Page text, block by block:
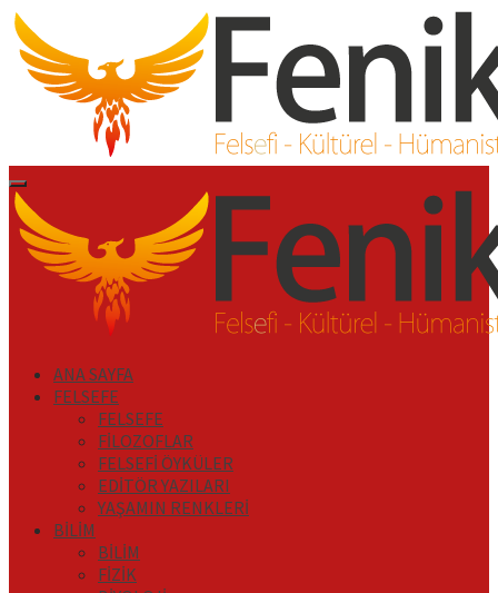
İçeriği
Geç
Primary
Menu
ANA SAYFA
FELSEFE
FELSEFE
FİLOZOFLAR
FELSEFİ ÖYKÜLER
EDİTÖR YAZILARI
YAŞAMIN RENKLERİ
BİLİM
BİLİM
FİZİK